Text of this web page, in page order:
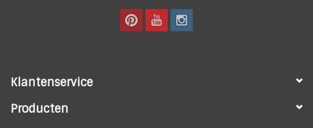
Klantenservice
Producten